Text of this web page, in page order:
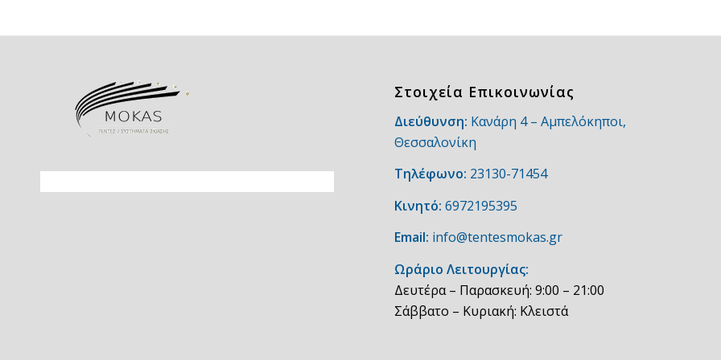
Στοιχεία Επικοινωνίας
Διεύθυνση: Κανάρη 4 – Αμπελόκηποι,
Θεσσαλονίκη
Τηλέφωνο: 23130-71454
Κινητό: 6972195395
Email: info@tentesmokas.gr
Ωράριο Λειτουργίας:
Δευτέρα – Παρασκευή: 9:00 – 21:00
Σάββατο – Κυριακή: Κλειστά